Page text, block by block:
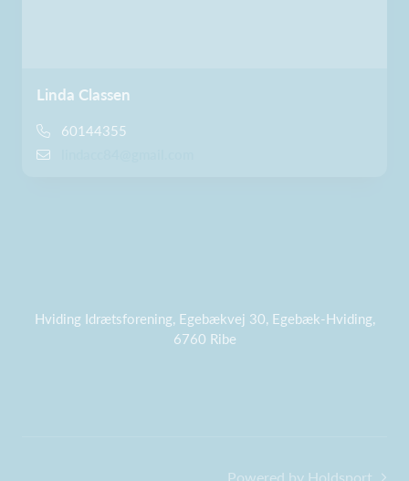
Linda Classen
60144355
Hviding Idrætsforening, Egebækvej 30, Egebæk-Hviding,
6760 Ribe
Powered by Holdsport